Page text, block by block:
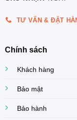
TƯ VẤN & ĐẶT
Chính sách
Khách hàng
Bảo mật
Bảo hành